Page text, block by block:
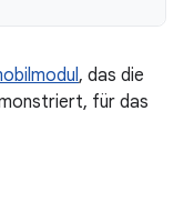
, das die
für das